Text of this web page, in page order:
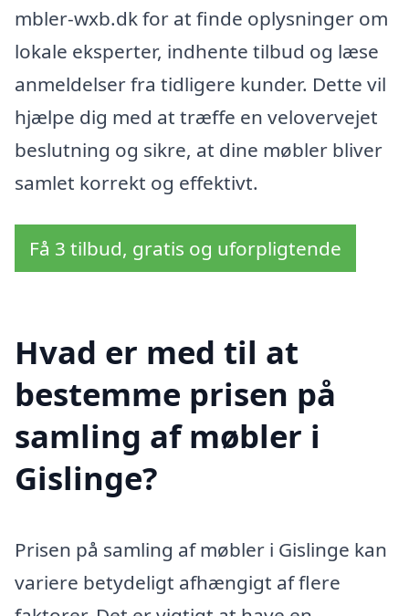
mbler-wxb.dk for at finde oplysninger om
lokale eksperter, indhente tilbud og læse
anmeldelser fra tidligere kunder. Dette vil
hjælpe dig med at træffe en velovervejet
beslutning og sikre, at dine møbler bliver
samlet korrekt og effektivt.
Få 3 tilbud, gratis og uforpligtende
Hvad er med til at
bestemme prisen på
samling af møbler i
Gislinge?
Prisen på samling af møbler i Gislinge kan
variere betydeligt afhængigt af flere